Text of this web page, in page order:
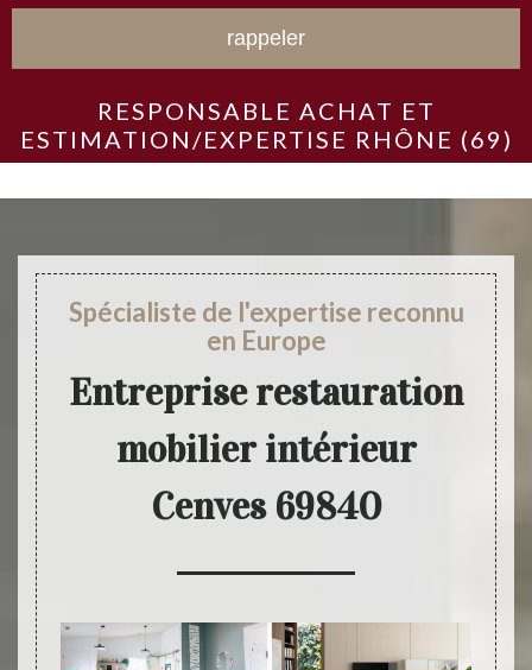
RESPONSABLE ACHAT ET
ESTIMATION/EXPERTISE RHÔNE (69)
Spécialiste de l'expertise reconnu
en Europe
Entreprise restauration
mobilier intérieur
Cenves 69840